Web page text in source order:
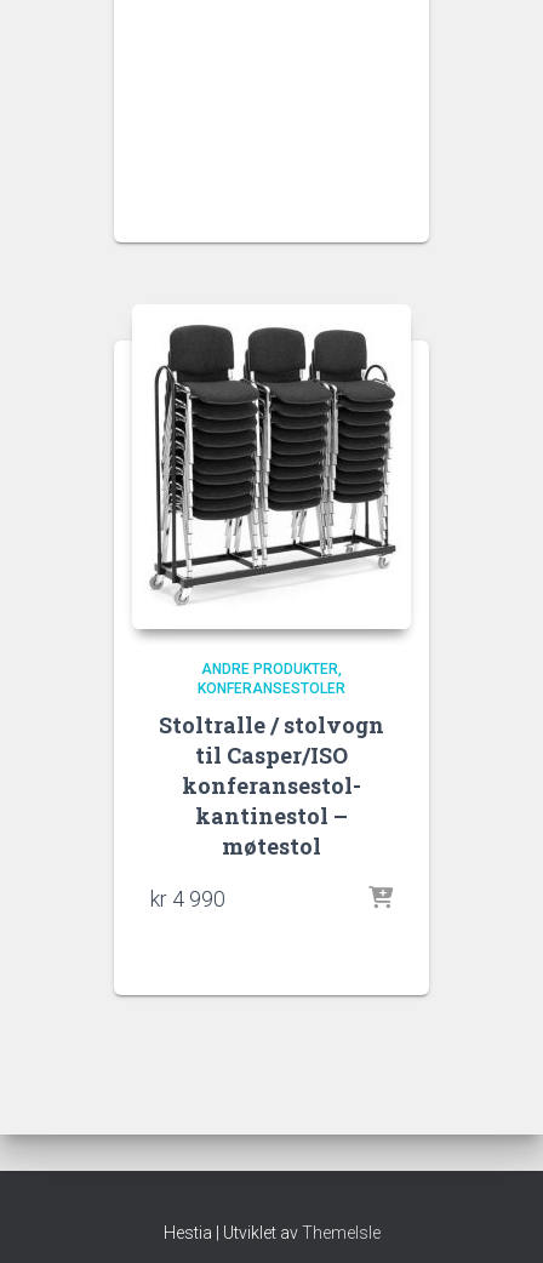
ANDRE PRODUKTER
KONFERANSESTOLER
Stoltralle / stolvogn
til Casper/ISO
konferansestol-
kantinestol –
møtestol
kr 4 990
Hestia | Utviklet avThemeIsle